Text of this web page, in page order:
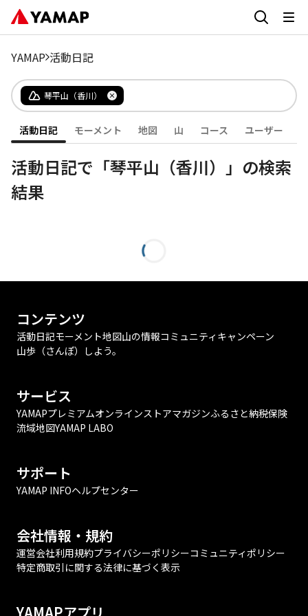
YAMAP 活動日記
琴平山（香川）
活動日記 モーメント 地図 山 コース ユーザー
活動日記で「琴平山（香川）」の検索
結果
コンテンツ
活動日記モーメント地図山の情報コミュニティ キャンペーン
山歩（さんぽ）しよう。
サービス
YAMAPプレミアムオンラインストアマガジンふるさと納税保険
流域地図YAMAP LABO
サポート
YAMAP INFOヘルプセンター
会社情報・規約
運営会社利用規約プライバシーポリシーコミュニティポリシー
特定商取引に関する法律に基づく表示